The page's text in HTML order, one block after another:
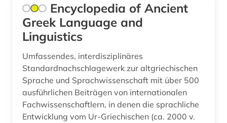
rohdaten (1)
samische sprachen (1)
semantik (3)
semiotik (1)
Encyclopedia of Ancient
Greek Language and
Linguistics
Umfassendes, interdisziplinäres
Standardnachschlagewerk zur altgriechischen
Sprache und Sprachwissenschaft mit über 500
ausführlichen Beiträgen von internationalen
Fachwissenschaftlern, in denen die sprachliche
Entwicklung vom Ur-Griechischen (ca. 2000 v.